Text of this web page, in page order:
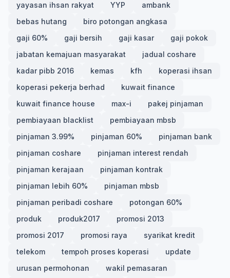
yayasan ihsan rakyat
YYP
ambank
bebas hutang
biro potongan angkasa
gaji 60%
gaji bersih gaji kasar
gaji pokok
jabatan kemajuan masyarakat
jadual coshare
kadar pibb 2016
kemas kfh
koperasi ihsan
koperasi pekerja berhad
kuwait finance
kuwait finance house
max-i
pakej pinjaman
pembiayaan blacklist
pembiayaan mbsb
pinjaman 3.99%
pinjaman 60%
pinjaman bank
pinjaman coshare
pinjaman interest rendah
pinjaman kerajaan
pinjaman kontrak
pinjaman lebih 60%
pinjaman mbsb
pinjaman peribadi coshare
potongan 60%
produk
produk2017
promosi 2013
promosi 2017
promosi raya
syarikat kredit
telekom
tempoh proses koperasi
update
urusan permohonan
wakil pemasaran